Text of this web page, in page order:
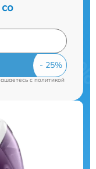
c политикой